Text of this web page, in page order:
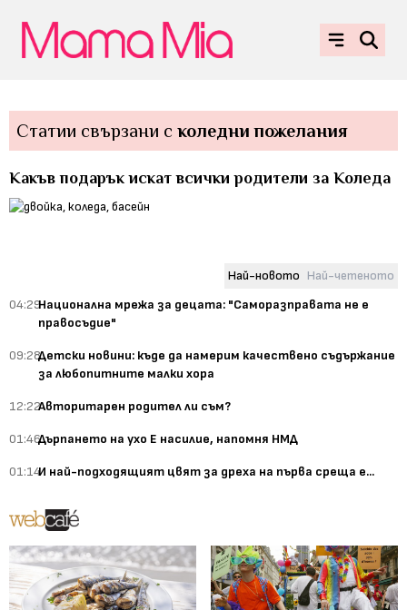
Статии свързани с коледни пожелания
Какъв подарък искат всички родители за Коледа
Най-новото Най-четеното
04:29Национална мрежа за децата: "Саморазправата не е
правосъдие"
09:28Детски новини: къде да намерим качествено съдържание
за любопитните малки хора
12:22Авторитарен родител ли съм?
01:46Дърпането на ухо Е насилие, напомня НМД
01:14И най-подходящият цвят за дреха на първа среща е...